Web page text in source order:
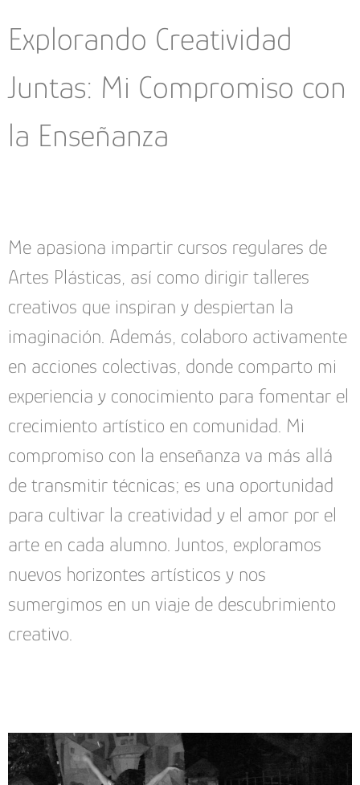
Explorando Creatividad
Juntas: Mi Compromiso con
la Enseñanza
Me apasiona impartir cursos regulares de
Artes Plásticas, así como dirigir talleres
creativos que inspiran y despiertan la
imaginación. Además, colaboro activamente
en acciones colectivas, donde comparto mi
experiencia y conocimiento para fomentar el
crecimiento artístico en comunidad. Mi
compromiso con la enseñanza va más allá
de transmitir técnicas; es una oportunidad
para cultivar la creatividad y el amor por el
arte en cada alumno. Juntos, exploramos
nuevos horizontes artísticos y nos
sumergimos en un viaje de descubrimiento
creativo.